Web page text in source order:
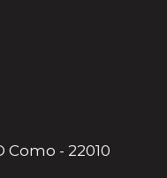
Como - 22010